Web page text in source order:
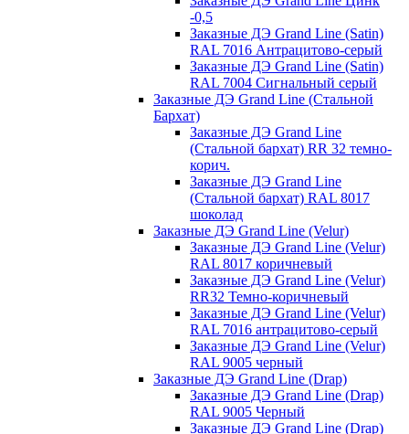
-0,5
Заказные ДЭ Grand Line (Satin)
RAL 7016 Антрацитово-серый
Заказные ДЭ Grand Line (Satin)
RAL 7004 Сигнальный серый
Заказные ДЭ Grand Line (Стальной
Бархат)
Заказные ДЭ Grand Line
(Стальной бархат) RR 32 темно-
корич.
Заказные ДЭ Grand Line
(Стальной бархат) RAL 8017
шоколад
Заказные ДЭ Grand Line (Velur)
Заказные ДЭ Grand Line (Velur)
RAL 8017 коричневый
Заказные ДЭ Grand Line (Velur)
RR32 Темно-коричневый
Заказные ДЭ Grand Line (Velur)
RAL 7016 антрацитово-серый
Заказные ДЭ Grand Line (Velur)
RAL 9005 черный
Заказные ДЭ Grand Line (Drap)
Заказные ДЭ Grand Line (Drap)
RAL 9005 Черный
Заказные ДЭ Grand Line (Drap)